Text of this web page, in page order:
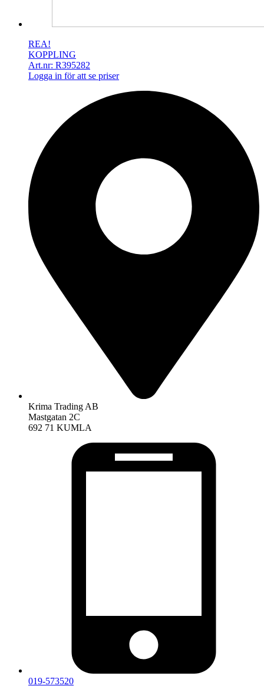
REA!
KOPPLING
Art.nr: R395282
Logga in för att se priser
Krima Trading AB
Mastgatan 2C
692 71 KUMLA
019-573520